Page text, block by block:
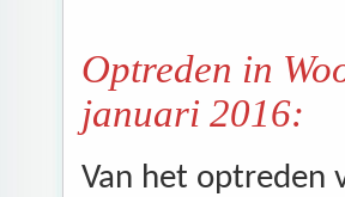
Optreden in
januari 2016:
Van het optreden